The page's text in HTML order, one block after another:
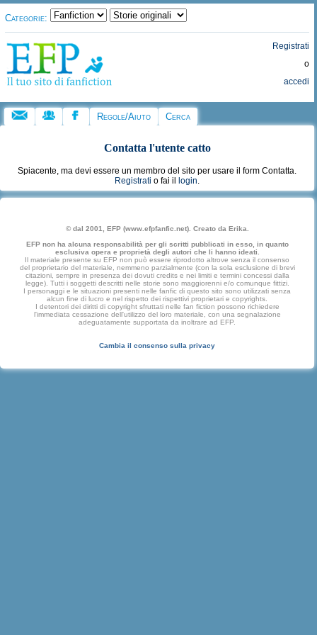
Categorie:
Registrati
o
accedi
Regole/Aiuto Cerca
Contatta l'utente catto
Spiacente, ma devi essere un membro del sito per usare il form Contatta.
Registrati o fai il login.
© dal 2001, EFP (www.efpfanfic.net). Creato da Erika.
EFP non ha alcuna responsabilità per gli scritti pubblicati in esso, in quanto
esclusiva opera e proprietà degli autori che li hanno ideati.
Il materiale presente su EFP non può essere riprodotto altrove senza il consenso
del proprietario del materiale, nemmeno parzialmente (con la sola esclusione di brevi
citazioni, sempre in presenza dei dovuti credits e nei limiti e termini concessi dalla
legge). Tutti i soggetti descritti nelle storie sono maggiorenni e/o comunque fittizi.
I personaggi e le situazioni presenti nelle fanfic di questo sito sono utilizzati senza
alcun fine di lucro e nel rispetto dei rispettivi proprietari e copyrights.
I detentori dei diritti di copyright sfruttati nelle fan fiction possono richiedere
l'immediata cessazione dell'utilizzo del loro materiale, con una segnalazione
adeguatamente supportata da inoltrare ad EFP.
Cambia il consenso sulla privacy